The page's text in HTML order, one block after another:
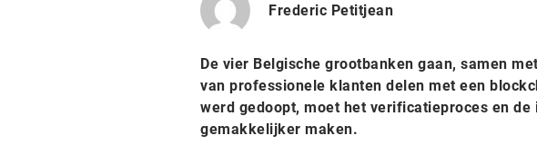
Frederic Petitjean
De vier Belgische grootbanken gaan, samen
van professionele klanten delen met een
werd gedoopt, moet het verificatieproces en
gemakkelijker maken.